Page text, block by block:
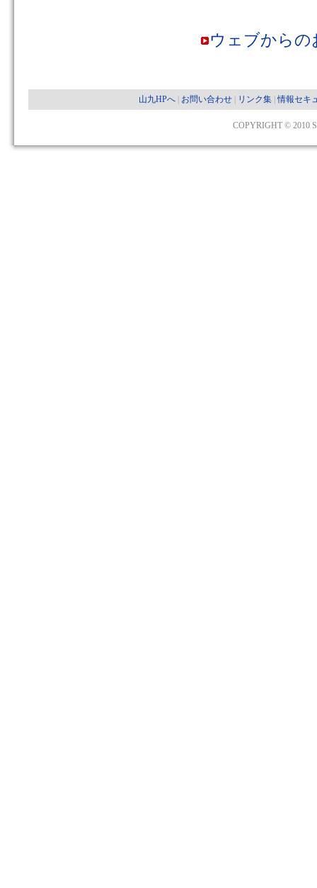
ウェブから
山九HPへ お問い合わせ リンク集 |情報セキ
COPYRIGHT © 2010